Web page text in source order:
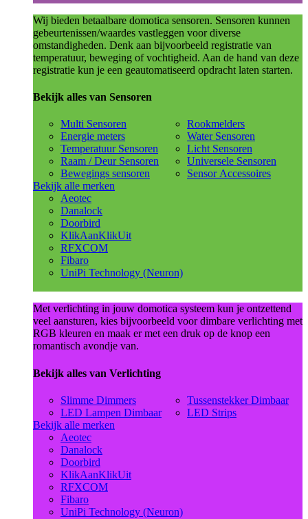
Wij bieden betaalbare domotica sensoren. Sensoren kunnen
gebeurtenissen/waardes vastleggen voor diverse
omstandigheden. Denk aan bijvoorbeeld registratie van
temperatuur, beweging of vochtigheid. Aan de hand van deze
registratie kun je een geautomatiseerd opdracht laten starten.
Bekijk alles van Sensoren
Multi Sensoren
Energie meters
Temperatuur Sensoren
Raam / Deur Sensoren
Bewegings sensoren
Rookmelders
Water Sensoren
Licht Sensoren
Universele Sensoren
Sensor Accessoires
Bekijk alle merken
Aeotec
Danalock
Doorbird
KlikAanKlikUit
RFXCOM
Fibaro
UniPi Technology (Neuron)
Met verlichting in jouw domotica systeem kun je ontzettend
veel aansturen, kies bijvoorbeeld voor dimbare verlichting met
RGB kleuren en maak er met een druk op de knop een
romantisch avondje van.
Bekijk alles van Verlichting
Slimme Dimmers
LED Lampen Dimbaar
Tussenstekker Dimbaar
LED Strips
Bekijk alle merken
Aeotec
Danalock
Doorbird
KlikAanKlikUit
RFXCOM
Fibaro
UniPi Technology (Neuron)